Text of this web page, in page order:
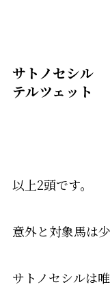
サトノセシル
テルツェット
以上2頭です。
意外と対象馬は
サトノセシルは